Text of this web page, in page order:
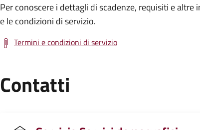
Per conoscere i dettagli di scadenze, requisiti e
e le condizioni di servizio.
Termini e condizioni di servizio
Contatti